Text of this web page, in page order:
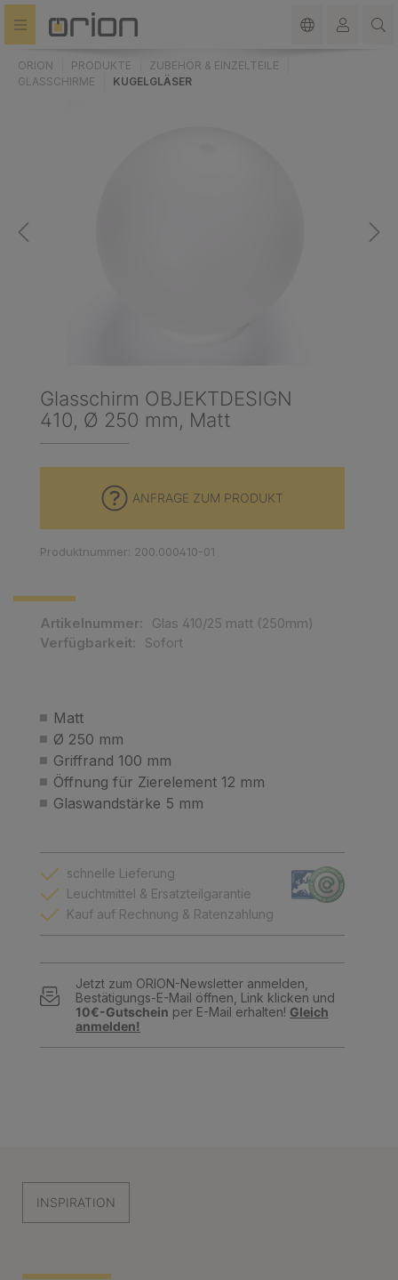
springen
ORION PRODUKTE
ZUBEHÖR & EINZELTEILE
GLASSCHIRME
KUGELGLÄSER
Glasschirm OBJEKTDESIGN
410, Ø 250 mm, Matt
Matt
Ø 250 mm
Griffrand 100 mm
Öffnung für Zierelement 12 mm
Glaswandstärke 5 mm
Artikelnummer:
Glas 410/25 matt (250mm)
Verfügbarkeit:
Sofort
ANFRAGE ZUM PRODUKT
Produktnummer: 200.000410-01
schnelle Lieferung
Leuchtmittel & Ersatzteilgarantie
Kauf auf Rechnung & Ratenzahlung
Jetzt zum ORION-Newsletter anmelden,
Bestätigungs-E-Mail öffnen, Link klicken und
10€-Gutschein per E-Mail erhalten! Gleich
anmelden!
INSPIRATION